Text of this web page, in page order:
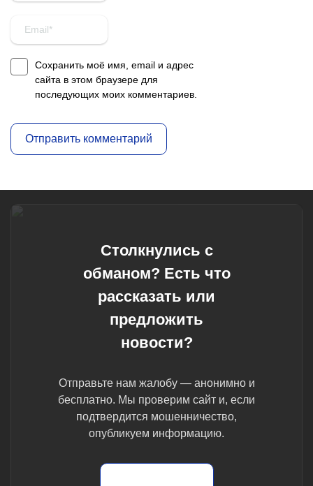
Сохранить моё имя, email и адрес
сайта в этом браузере для
последующих моих комментариев.
Столкнулись с
обманом? Есть что
рассказать или
предложить
новости?
Отправьте нам жалобу — анонимно и
бесплатно. Мы проверим сайт и, если
подтвердится мошенничество,
опубликуем информацию.